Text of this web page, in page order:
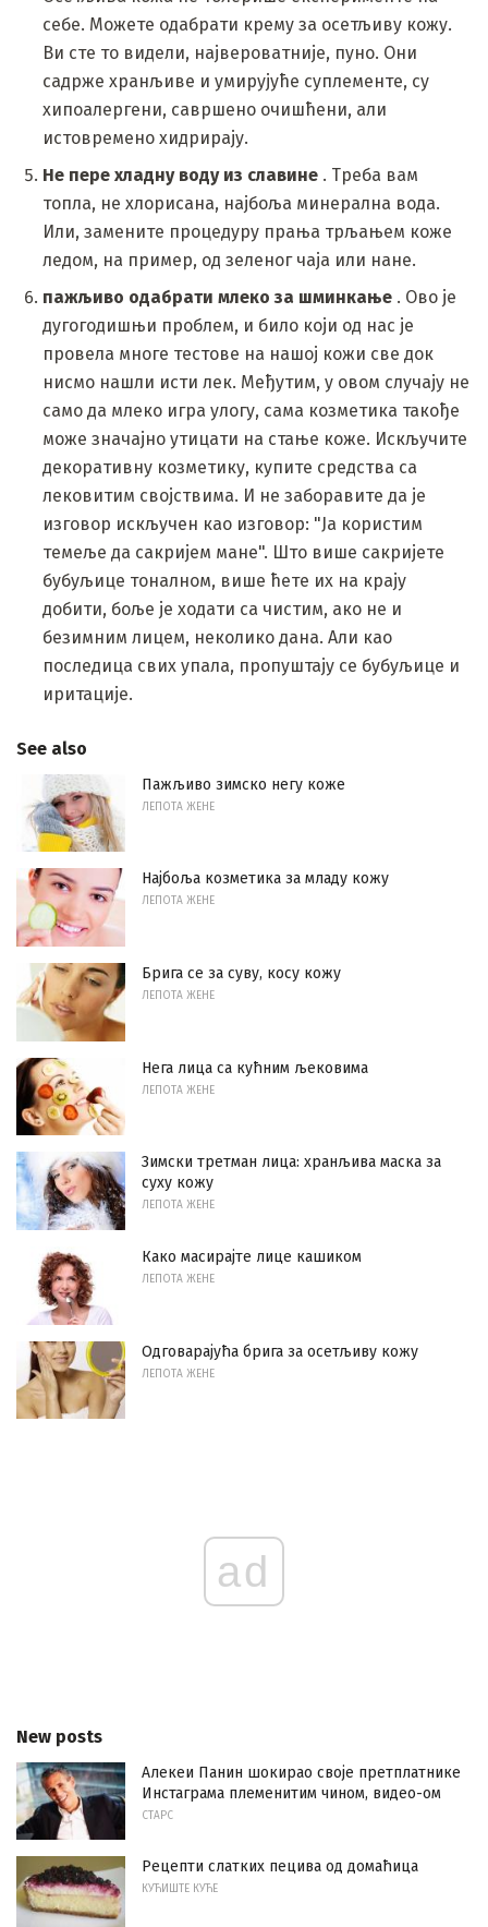
себе. Можете одабрати крему за осетљиву кожу.
Ви сте то видели, највероватније, пуно. Они
садрже хранљиве и умирујуће суплементе, су
хипоалергени, савршено очишћени, али
истовремено хидрирају.
Не пере хладну воду из славине . Треба вам
топла, не хлорисана, најбоља минерална вода.
Или, замените процедуру прања трљањем коже
ледом, на пример, од зеленог чаја или нане.
пажљиво одабрати млеко за шминкање . Ово је
дугогодишњи проблем, и било који од нас је
провела многе тестове на нашој кожи све док
нисмо нашли исти лек. Међутим, у овом случају не
само да млеко игра улогу, сама козметика такође
може значајно утицати на стање коже. Искључите
декоративну козметику, купите средства са
лековитим својствима. И не заборавите да је
изговор искључен као изговор: "Ја користим
темеље да сакријем мане". Што више сакријете
бубуљице тоналном, више ћете их на крају
добити, боље је ходати са чистим, ако не и
безимним лицем, неколико дана. Али као
последица свих упала, пропуштају се бубуљице и
иритације.
See also
Пажљиво зимско негу коже
ЛЕПОТА ЖЕНЕ
Најбоља козметика за младу кожу
ЛЕПОТА ЖЕНЕ
Брига се за суву, косу кожу
ЛЕПОТА ЖЕНЕ
Нега лица са кућним љековима
ЛЕПОТА ЖЕНЕ
Зимски третман лица: хранљива маска за
суху кожу
ЛЕПОТА ЖЕНЕ
Како масирајте лице кашиком
ЛЕПОТА ЖЕНЕ
Одговарајућа брига за осетљиву кожу
ЛЕПОТА ЖЕНЕ
ad
New posts
Алекеи Панин шокирао своје претплатнике
Инстаграма племенитим чином, видео-ом
СТАРС
Рецепти слатких пецива од домаћица
КУЋИШТЕ КУЋЕ